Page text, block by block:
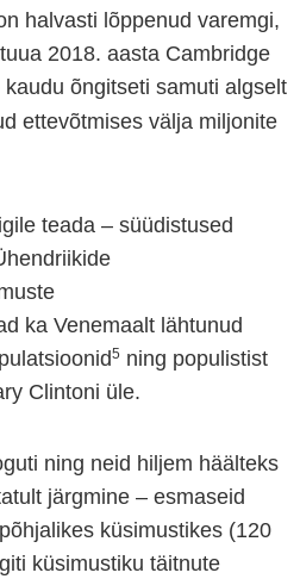
halvasti lõppenud varemgi,
2018. aasta Cambridge
kaudu õngitseti samuti algselt
ettevõtmises välja miljonite
teada – süüdistused
ka Venemaalt lähtunud
5 ning populistist
Clintoni üle.
ning neid hiljem häälteks
järgmine – esmaseid
küsimustikes (120
küsimustiku täitnute